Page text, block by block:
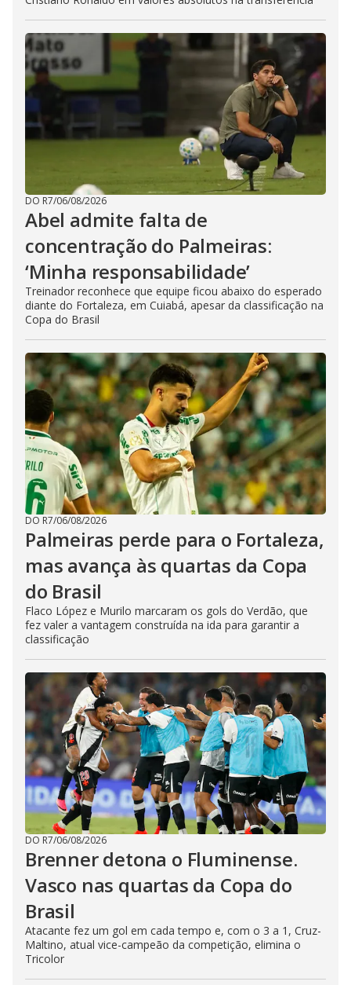
DO R7/06/08/2026
Abel admite falta de
concentração do Palmeiras:
‘Minha responsabilidade’
Treinador reconhece que equipe ficou abaixo do esperado
diante do Fortaleza, em Cuiabá, apesar da classificação na
Copa do Brasil
DO R7/06/08/2026
Palmeiras perde para o Fortaleza,
mas avança às quartas da Copa
do Brasil
Flaco López e Murilo marcaram os gols do Verdão, que
fez valer a vantagem construída na ida para garantir a
classificação
DO R7/06/08/2026
Brenner detona o Fluminense.
Vasco nas quartas da Copa do
Brasil
Atacante fez um gol em cada tempo e, com o 3 a 1, Cruz-
Maltino, atual vice-campeão da competição, elimina o
Tricolor